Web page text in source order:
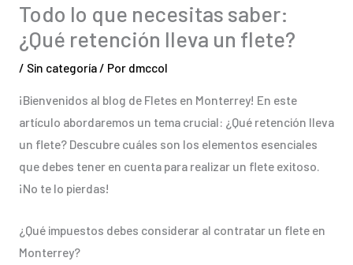
Todo lo que necesitas saber:
¿Qué retención lleva un flete?
/ Sin categoría/ Por dmccol
¡Bienvenidos al blog de Fletes en Monterrey! En este
artículo abordaremos un tema crucial: ¿Qué retención lleva
un flete? Descubre cuáles son los elementos esenciales
que debes tener en cuenta para realizar un flete exitoso.
¡No te lo pierdas!
¿Qué impuestos debes considerar al contratar un flete en
Monterrey?